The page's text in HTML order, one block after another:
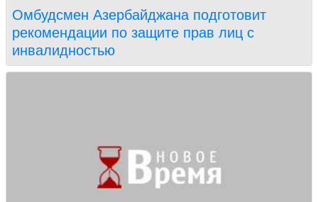
Омбудсмен Азербайджана подготовит
рекомендации по защите прав лиц с
инвалидностью